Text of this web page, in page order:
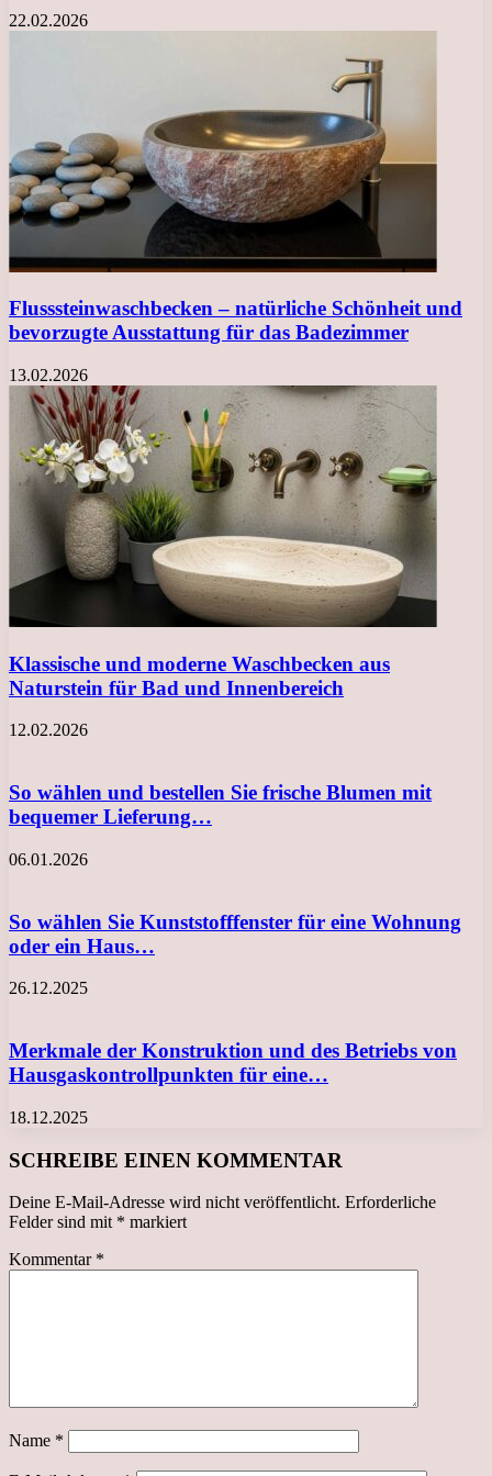
22.02.2026
Flusssteinwaschbecken – natürliche Schönheit und
bevorzugte Ausstattung für das Badezimmer
13.02.2026
Klassische und moderne Waschbecken aus
Naturstein für Bad und Innenbereich
12.02.2026
So wählen und bestellen Sie frische Blumen mit
bequemer Lieferung…
06.01.2026
So wählen Sie Kunststofffenster für eine Wohnung
oder ein Haus…
26.12.2025
Merkmale der Konstruktion und des Betriebs von
Hausgaskontrollpunkten für eine…
18.12.2025
SCHREIBE EINEN KOMMENTAR
Deine E-Mail-Adresse wird nicht veröffentlicht. Erforderliche
Felder sind mit * markiert
Kommentar *
Name *